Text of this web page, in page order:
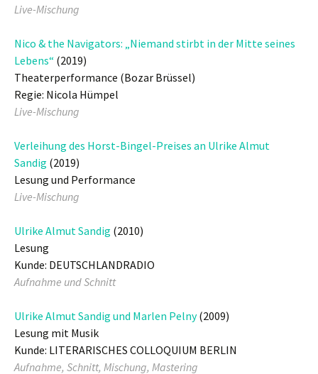
Live-Mischung
Nico & the Navigators: „Niemand stirbt in der Mitte seines
Lebens“ (2019)
Theaterperformance (Bozar Brüssel)
Regie: Nicola Hümpel
Live-Mischung
Verleihung des Horst-Bingel-Preises an Ulrike Almut
Sandig (2019)
Lesung und Performance
Live-Mischung
Ulrike Almut Sandig (2010)
Lesung
Kunde: DEUTSCHLANDRADIO
Aufnahme und Schnitt
Ulrike Almut Sandig und Marlen Pelny(2009)
Lesung mit Musik
Kunde: LITERARISCHES COLLOQUIUM BERLIN
Aufnahme, Schnitt, Mischung, Mastering